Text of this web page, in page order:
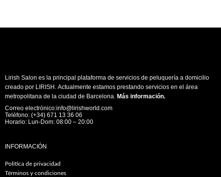
Lirish Salon es la principal plataforma de servicios de peluquería a domicilio
creado por LIRISH. Actualmente estamos prestando servicios en el área
metropolitana de la ciudad de Barcelona. Más información.
Correo electrónico:info@lirishworld.com
Teléfono: (+34) 671 13 36 06
Horario: Lun-Dom: 08:00 – 20:00
INFORMACIÓN
Política de privacidad
Términos y condiciones